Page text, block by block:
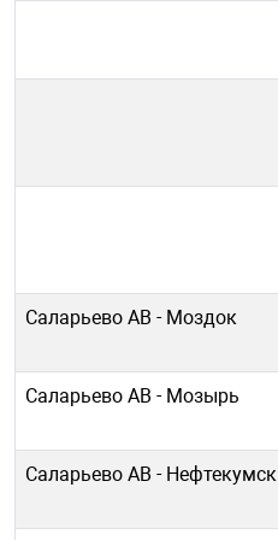
Саларьево АВ - Моздок
Саларьево АВ - Мозырь
Саларьево АВ - Нефтекумск